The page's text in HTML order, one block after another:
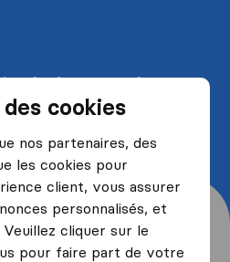
cookies
nos partenaires, des
les cookies pour
client, vous assurer
personnalisés, et
cliquer sur le
pour faire part de votre
de la part de
économisez